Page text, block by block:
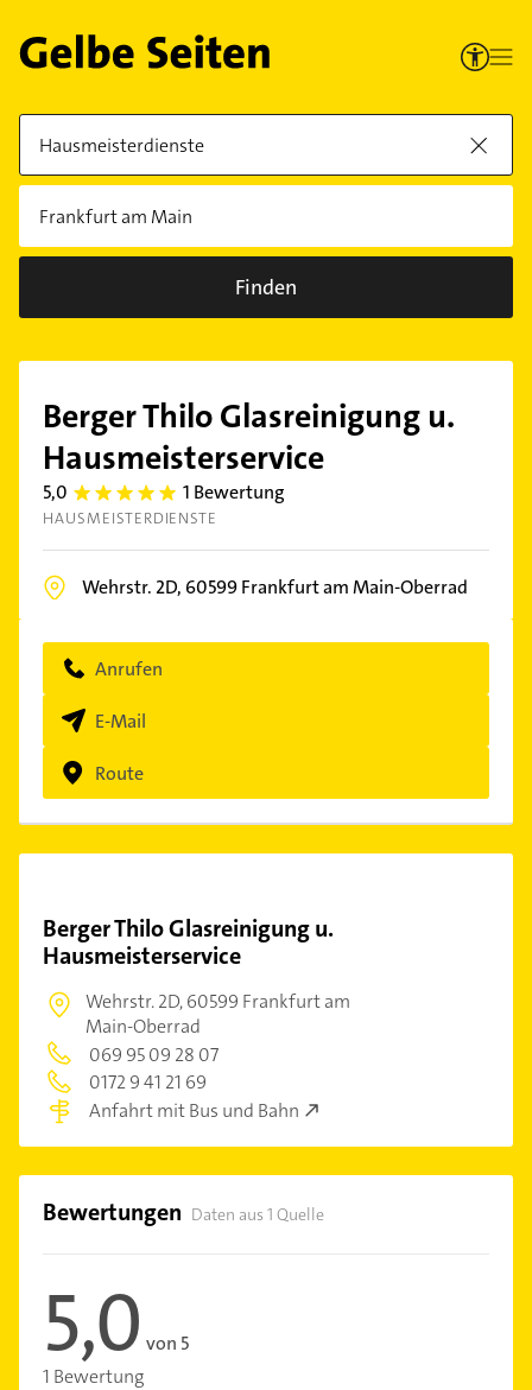
Finden
Berger Thilo Glasreinigung u.
Hausmeisterservice
5,0 5.0 1 Bewertung
HAUSMEISTERDIENSTE
Wehrstr. 2D, 60599Frankfurt am Main-Oberrad
Anrufen
E-Mail
Route
Berger Thilo Glasreinigung u.
Hausmeisterservice
Wehrstr. 2D,60599 Frankfurt am
Main-Oberrad
069 95 09 28 07
0172 9 41 21 69
Anfahrt mit Bus und Bahn
Bewertungen Daten aus 1 Quelle
5,0 von 5
1 Bewertung